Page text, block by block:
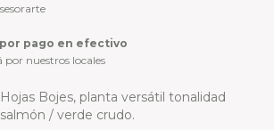
pago en efectivo
nuestros locales
Bojes, planta versátil tonalidad
/ verde crudo.